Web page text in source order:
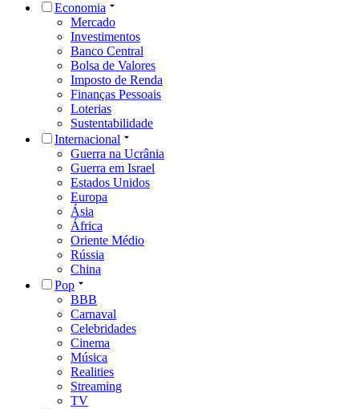
Economia
Mercado
Investimentos
Banco Central
Bolsa de Valores
Imposto de Renda
Finanças Pessoais
Loterias
Sustentabilidade
Internacional
Guerra na Ucrânia
Guerra em Israel
Estados Unidos
Europa
Ásia
África
Oriente Médio
Rússia
China
Pop
BBB
Carnaval
Celebridades
Cinema
Música
Realities
Streaming
TV